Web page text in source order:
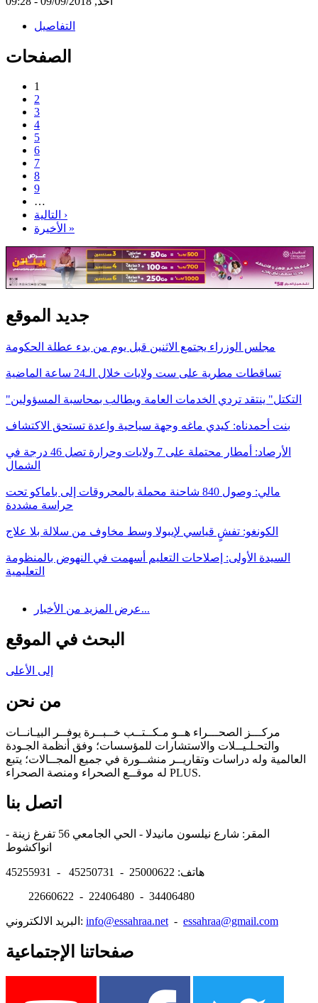
التفاصيل
الصفحات
1
2
3
4
5
6
7
8
9
…
التالية ›
الأخيرة »
جديد الموقع
مجلس الوزراء يجتمع الاثنين قبل يوم من بدء عطلة الحكومة
تساقطات مطرية على ست ولايات خلال الـ24 ساعة الماضية
"التكتل" ينتقد تردي الخدمات العامة ويطالب بمحاسبة المسؤولين
بنت أحمدناه: كيدي ماغه وجهة سياحية واعدة تستحق الاكتشاف
الأرصاد: أمطار محتملة على 7 ولايات وحرارة تصل 46 درجة في
الشمال
مالي: وصول 840 شاحنة محملة بالمحروقات إلى باماكو تحت
حراسة مشددة
الكونغو: تفشٍ قياسي لإيبولا وسط مخاوف من سلالة بلا علاج
السيدة الأولى: إصلاحات التعليم أسهمت في النهوض بالمنظومة
التعليمية
عرض المزيد من الأخبار...
البحث في الموقع
إلى الأعلى
من نحن
مركـــز الصحـــراء هــو مـكــتــب خــبــرة يوفــر البيـانــات
والتحـلـيــلات والاستشارات للمؤسسات؛ وفق أنظمة الجـودة
العالمية وله دراسات وتقاريــر منشــورة في جميع المجــالات؛ يتبع
له موقــع الصحراء ومنصة الصحراء PLUS.
اتصل بنا
المقر: شارع نيلسون مانيدلا - الحي الجامعي 56 تفرغ زينة -
هاتف: 25000622 - 45250731 - 45255931
22660622 - 22406480 - 34406480
البريد الالكتروني: info@essahraa.net - essahraa@gmail.com
صفحاتنا الإجتماعية